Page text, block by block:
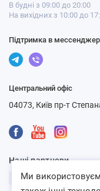
В будні з 09:00 до 20:00
На вихідних з 10:00 до
Підтримка в
Центральний офіс
04073, Київ пр-т
Наші партнери
Ми